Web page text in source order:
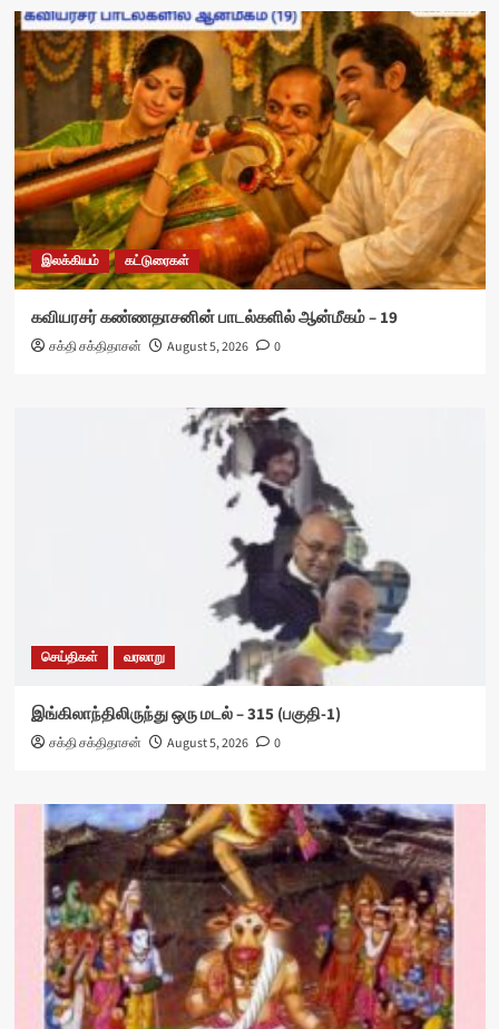
இலக்கியம் கட்டுரைகள்
கவியரசர் கண்ணதாசனின் பாடல்களில் ஆன்மீகம் – 19
சக்தி சக்திதாசன் August 5, 2026 0
செய்திகள் வரலாறு
இங்கிலாந்திலிருந்து ஒரு மடல் – 315 (பகுதி-1)
சக்தி சக்திதாசன் August 5, 2026 0